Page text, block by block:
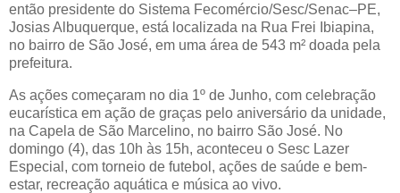
então presidente do Sistema Fecomércio/Sesc/Senac–PE,
Josias Albuquerque, está localizada na Rua Frei Ibiapina,
no bairro de São José, em uma área de 543 m² doada pela
prefeitura.
As ações começaram no dia 1º de Junho, com celebração
eucarística em ação de graças pelo aniversário da unidade,
na Capela de São Marcelino, no bairro São José. No
domingo (4), das 10h às 15h, aconteceu o Sesc Lazer
Especial, com torneio de futebol, ações de saúde e bem-
estar, recreação aquática e música ao vivo.